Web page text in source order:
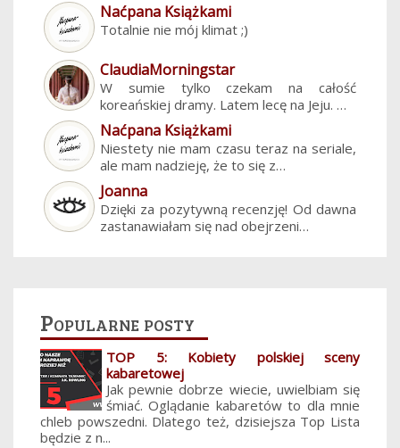
Naćpana Książkami
Totalnie nie mój klimat ;)
ClaudiaMorningstar
W sumie tylko czekam na całość
koreańskiej dramy. Latem lecę na Jeju. …
Naćpana Książkami
Niestety nie mam czasu teraz na seriale,
ale mam nadzieję, że to się z…
Joanna
Dzięki za pozytywną recenzję! Od dawna
zastanawiałam się nad obejrzeni…
Popularne posty
TOP 5: Kobiety polskiej sceny
kabaretowej
Jak pewnie dobrze wiecie, uwielbiam się
śmiać. Oglądanie kabaretów to dla mnie
chleb powszedni. Dlatego też, dzisiejsza Top Lista
będzie z n...